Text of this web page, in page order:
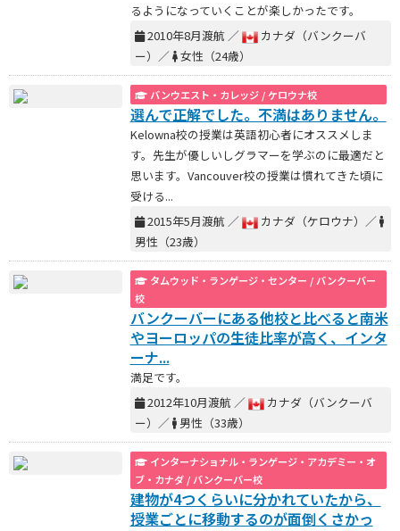
るようになっていくことが楽しかったです。
2010年8月渡航 ／
カナダ（バンクーバ
ー）／ 女性（24歳）
バンウエスト・カレッジ / ケロウナ校
選んで正解でした。不満はありません。
Kelowna校の授業は英語初心者にオススメしま
す。先生が優しいしグラマーを学ぶのに最適だと
思います。Vancouver校の授業は慣れてきた頃に
受ける...
2015年5月渡航 ／
カナダ（ケロウナ）／
男性（23歳）
タムウッド・ランゲージ・センター / バンクーバー
校
バンクーバーにある他校と比べると南米
やヨーロッパの生徒比率が高く、インタ
ーナ...
満足です。
2012年10月渡航 ／
カナダ（バンクーバ
ー）／ 男性（33歳）
インターナショナル・ランゲージ・アカデミー・オ
ブ・カナダ / バンクーバー校
建物が4つくらいに分かれていたから、
授業ごとに移動するのが面倒くさかっ